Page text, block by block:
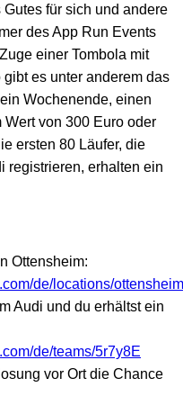
für sich und andere
des App Run Events
einer Tombola mit
es unter anderem das
Wochenende, einen
von 300 Euro oder
ersten 80 Läufer, die
registrieren, erhalten ein
Ottensheim:
de/locations/ottensheim
Audi und du erhältst ein
de/teams/5r7y8E
vor Ort die Chance